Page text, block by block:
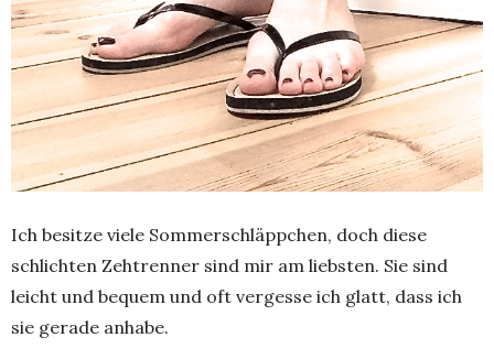
Ich besitze viele Sommerschläppchen, doch diese
schlichten Zehtrenner sind mir am liebsten. Sie sind
leicht und bequem und oft vergesse ich glatt, dass ich
sie gerade anhabe.